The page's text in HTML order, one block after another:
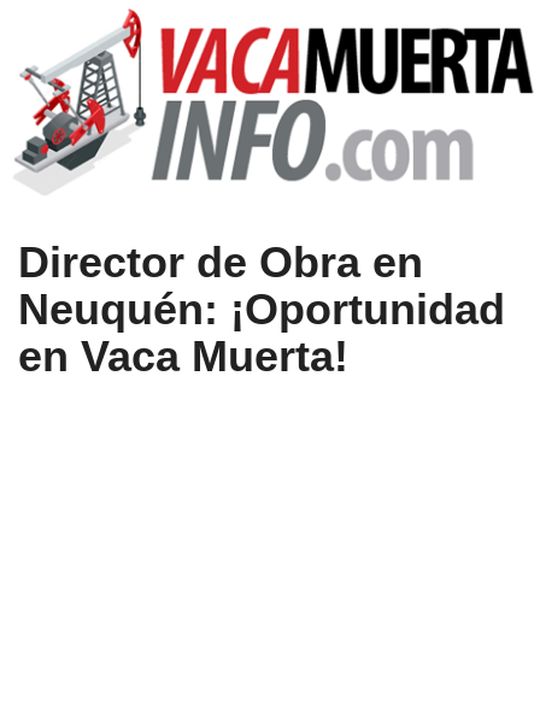
Director de Obra en
Neuquén: ¡Oportunidad
en Vaca Muerta!